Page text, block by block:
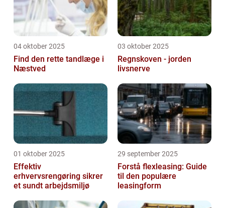
04 oktober 2025
Find den rette tandlæge i
Næstved
03 oktober 2025
Regnskoven - jorden
livsnerve
01 oktober 2025
Effektiv
erhvervsrengøring sikrer
et sundt arbejdsmiljø
29 september 2025
Forstå flexleasing: Guide
til den populære
leasingform